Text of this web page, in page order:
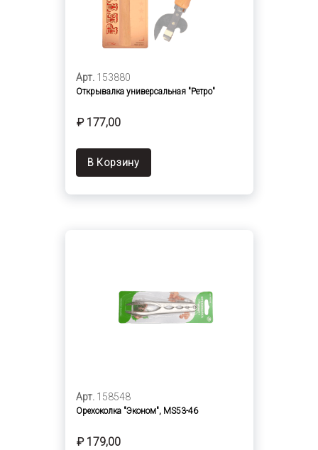
Арт. 153880
Открывалка универсальная "Ретро"
₽ 177,00
В Корзину
Арт. 158548
Орехоколка "Эконом", MS53-46
₽ 179,00